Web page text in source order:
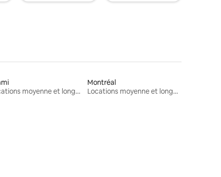
Locations moyenne et longue durée
Montréal
Locations moyenne et longue durée